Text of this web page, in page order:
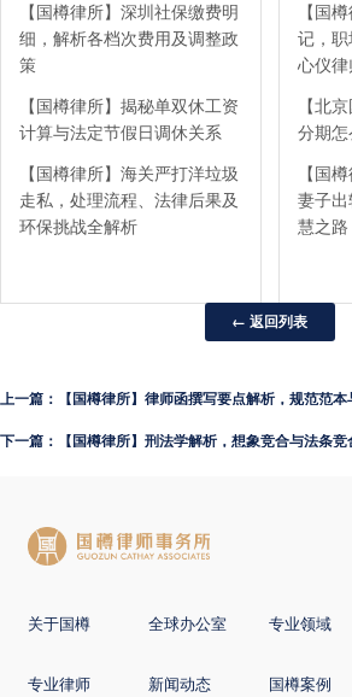
【国樽律所】深圳社保缴费明
细，解析各档次费用及调整政
策
【国樽律所】揭秘单双休工资
计算与法定节假日调休关系
【国樽律所】海关严打洋垃圾
走私，处理流程、法律后果及
环保挑战全解析
【国
记，
心仪律
【北
分期怎
【国
妻子
慧之路
← 返回列表
上一篇：【国樽律所】律师函撰写要点解析，规范范
下一篇：【国樽律所】刑法学解析，想象竞合与法条
关于国樽 全球办公室 专业领域
专业律师 新闻动态 国樽案例